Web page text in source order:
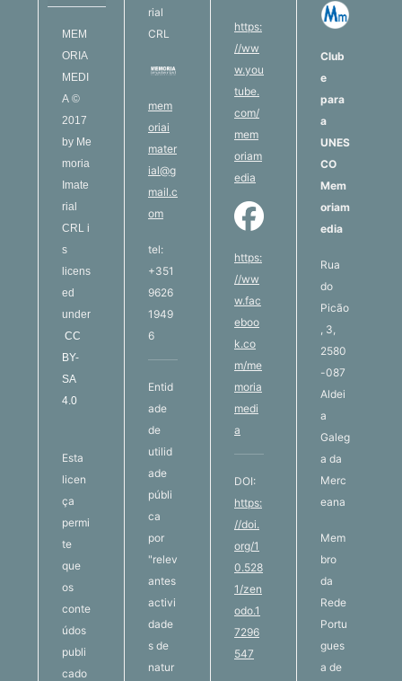
MEM
ORIA
MEDI
A ©
2017
by Me
moria
Imate
rial
CRL i
s
licens
ed
under
CC
BY-
SA
4.0
Esta
licen
ça
permi
te
que
os
conte
údos
publi
cado
rial
CRL
mem
oriai
mater
ial@g
mail.c
om
tel:
+351
9626
1949
6
Entid
ade
de
utilid
ade
públi
ca
por
"relev
antes
activi
dade
s de
natur
https:
//ww
w.you
tube.
com/
mem
oriam
edia
https:
//ww
w.fac
eboo
k.co
m/me
moria
medi
a
DOI:
https:
//doi.
org/1
0.528
1/zen
odo.1
7296
547
Club
e
para
a
UNES
CO
Mem
oriam
edia
Rua
do
Picão
, 3,
2580
-087
Aldei
a
Galeg
a da
Merc
eana
Mem
bro
da
Rede
Portu
gues
a de